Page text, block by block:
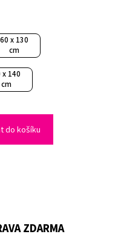
60 x 130
cm
x 140
cm
do košíku
ZDARMA